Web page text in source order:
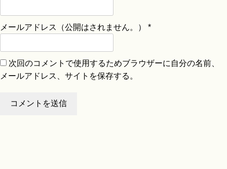
メールアドレス（公開はされません。） *
次回のコメントで使用するためブラウザーに自分の名前、
メールアドレス、サイトを保存する。